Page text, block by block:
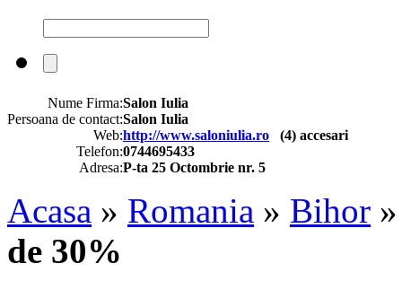
Nume Firma:Salon Iulia
Persoana de contact:Salon Iulia
Web:http://www.saloniulia.ro (4) accesari
Telefon:0744695433
Adresa:P-ta 25 Octombrie nr. 5
Acasa » Romania » Bihor
de 30%